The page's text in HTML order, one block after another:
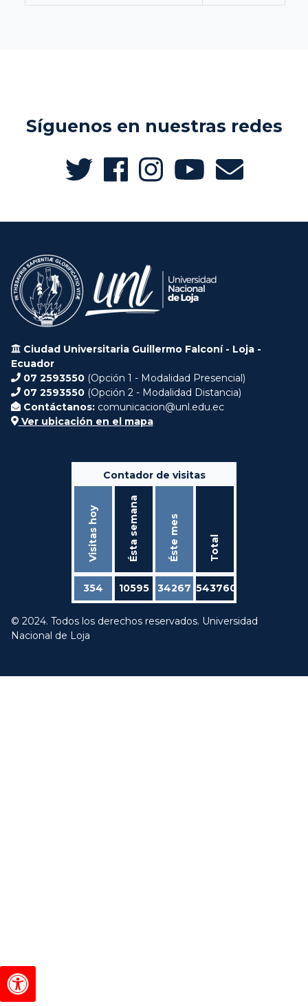
Síguenos en nuestras redes
Ciudad Universitaria Guillermo Falconí - Loja -
Ecuador
07 2593550 (Opción 1 - Modalidad Presencial)
07 2593550 (Opción 2 - Modalidad Distancia)
Contáctanos: comunicacion@unl.edu.ec
Ver ubicación en el mapa
Contador de visitas
Visitas hoy Ésta semana Éste mes Total
354 10595 34267 543760
© 2024. Todos los derechos reservados. Universidad
Nacional de Loja